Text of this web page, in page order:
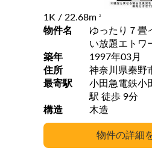
1K / 22.68m 2
物件名
ゆったり７畳
い放題エトワ
築年
1997年03月
住所
神奈川県秦野
最寄駅
小田急電鉄小
駅 徒歩 9分
構造
木造